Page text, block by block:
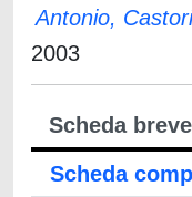
Antonio,
2003
Scheda breve
Scheda